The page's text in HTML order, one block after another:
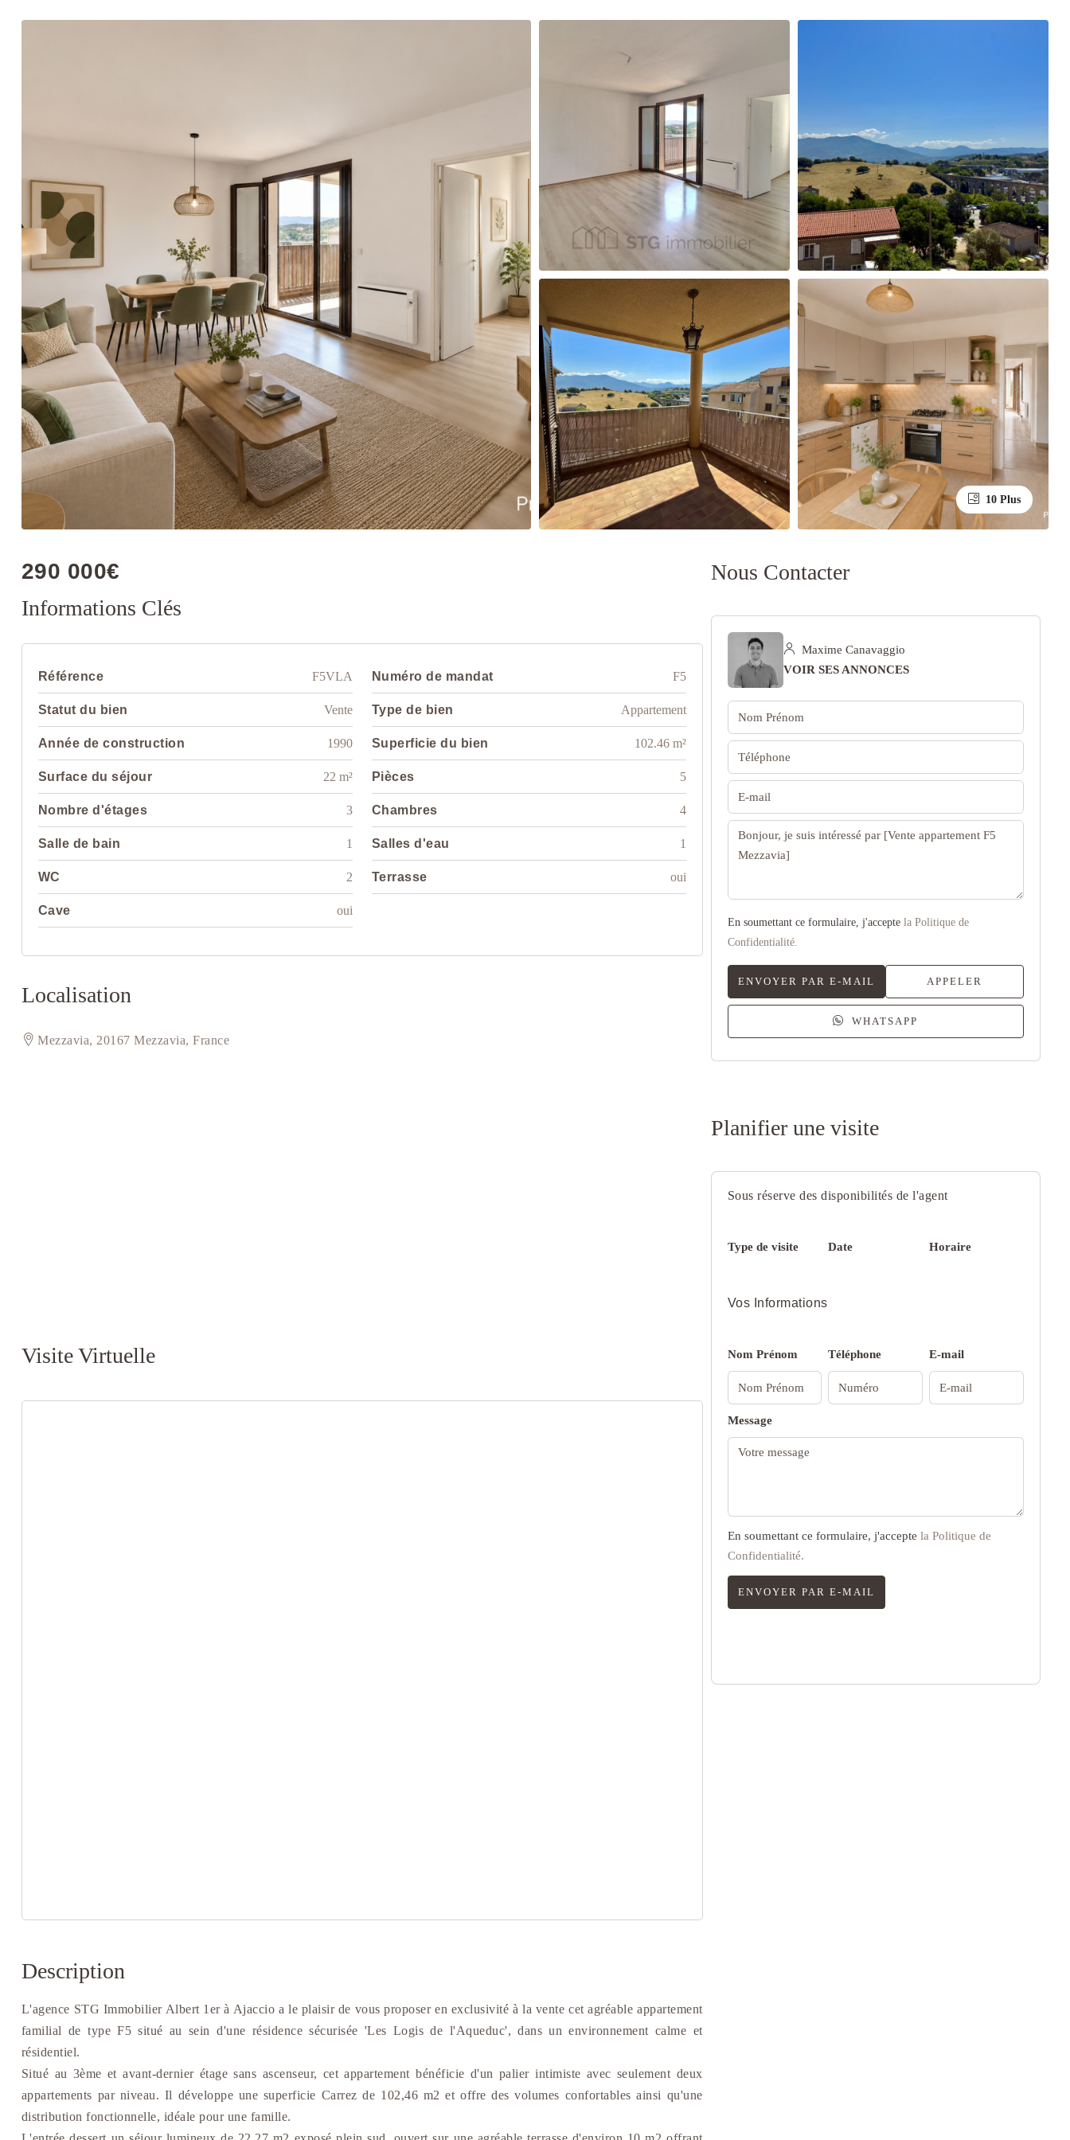
10 Plus
290 000€
Informations Clés
Référence F5VLA Numéro de mandat F5
Statut du bien Vente Type de bien Appartement
Année de construction 1990 Superficie du bien 102.46 m²
Surface du séjour 22 m² Pièces 5
Nombre d'étages 3 Chambres 4
Salle de bain 1 Salles d'eau 1
WC 2 Terrasse oui
Cave oui
Localisation
Mezzavia, 20167 Mezzavia, France
Visite Virtuelle
Description
L'agence STG Immobilier Albert 1er à Ajaccio a le plaisir de vous proposer en exclusivité à la vente cet agréable appartement
familial de type F5 situé au sein d'une résidence sécurisée 'Les Logis de l'Aqueduc', dans un environnement calme et
résidentiel.
Situé au 3ème et avant-dernier étage sans ascenseur, cet appartement bénéficie d'un palier intimiste avec seulement deux
appartements par niveau. Il développe une superficie Carrez de 102,46 m2 et offre des volumes confortables ainsi qu'une
distribution fonctionnelle, idéale pour une famille.
Nous Contacter
Maxime Canavaggio
VOIR SES ANNONCES
En soumettant ce formulaire, j'accepte la Politique de
Confidentialité.
ENVOYER PAR E-MAIL APPELER
WHATSAPP
Planifier une visite
Sous réserve des disponibilités de l'agent
Type de visite Date Horaire
Vos Informations
Nom Prénom Téléphone E-mail
Message
En soumettant ce formulaire, j'accepte la Politique de
Confidentialité.
ENVOYER PAR E-MAIL